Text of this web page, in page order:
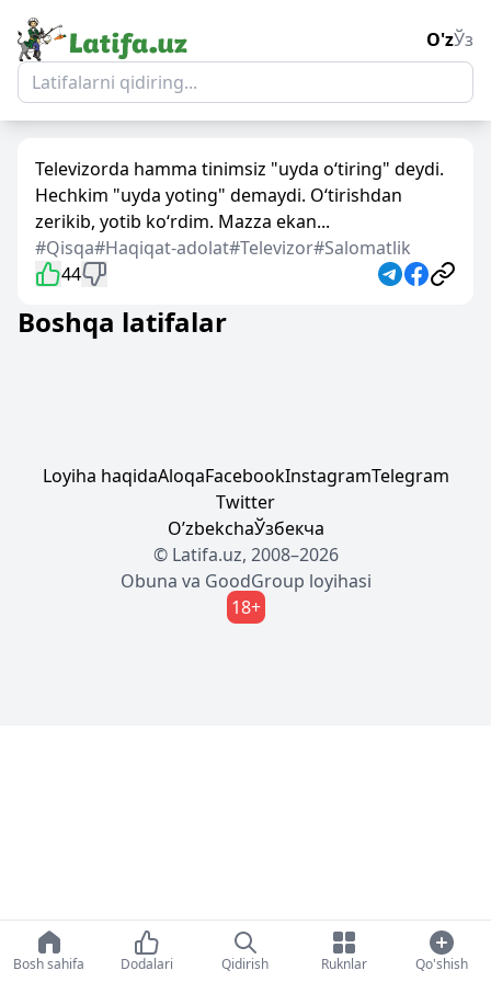
O'zЎз
Televizorda hamma tinimsiz "uyda o‘tiring" deydi.
Hechkim "uyda yoting" demaydi. O‘tirishdan
zerikib, yotib ko‘rdim. Mazza ekan...
#Qisqa#Haqiqat-adolat#Televizor#Salomatlik
44
Boshqa latifalar
Loyiha haqidaAloqaFacebookInstagramTelegram
Twitter
OʼzbekchaЎзбекча
© Latifa.uz, 2008–2026
Obuna va GoodGroup loyihasi
18+
Bosh sahifa Dodalari Qidirish Ruknlar Qo'shish